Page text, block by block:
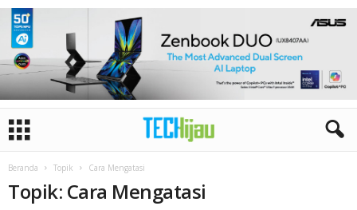
Beranda Topik Cara Mengatasi
Topik: Cara Mengatasi